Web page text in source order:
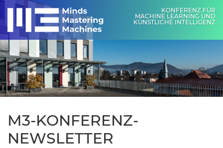
KONFERENZ FÜR
MACHINE LEARNING UND
KÜNSTLICHE INTELLIGENZ
M3-KONFERENZ-
NEWSLETTER